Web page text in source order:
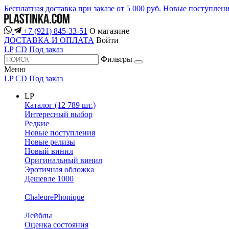
Бесплатная доставка при заказе от 5 000 руб. Новые
+7 (921) 845-33-51 О магазине
ДОСТАВКА И ОПЛАТА Войти
LP CD Под заказ
Фильтры
Меню
LP CD Под заказ
LP
Каталог (12 789 шт.)
Интересный выбор
Редкие
Новые поступления
Новые релизы
Новый винил
Оригинальный винил
Эротичная обложка
Дешевле 1000
ChaleurePhonique
Лейблы
Оценка состояния